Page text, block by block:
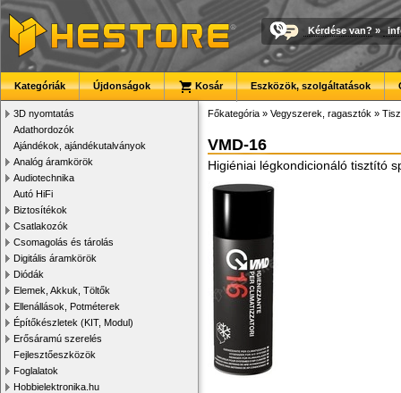
Kérdése van? »
Kategóriák Újdonságok Kosár Eszközök, szolgáltatások
3D nyomtatás
Adathordozók
Ajándékok, ajándékutalványok
Analóg áramkörök
Audiotechnika
Autó HiFi
Biztosítékok
Csatlakozók
Csomagolás és tárolás
Digitális áramkörök
Diódák
Elemek, Akkuk, Töltők
Ellenállások, Potméterek
Építőkészletek (KIT, Modul)
Erősáramú szerelés
Fejlesztőeszközök
Foglalatok
Hobbielektronika.hu
Főkategória » Vegyszerek, ragasztók »
VMD-16
Higiéniai légkondicionáló tisztító